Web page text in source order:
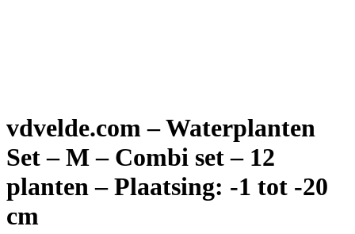
vdvelde.com – Waterplanten
Set – M – Combi set – 12
planten – Plaatsing: -1 tot -20
cm